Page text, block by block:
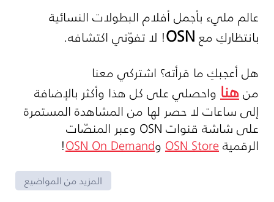
عالم مليء بأجمل أفلام البطولات النسائية
بانتظاركِ معOSN! لا تفوّتي اكتشافه.
هل أعجبكِ ما قرأته؟ اشتركي معنا
منهناواحصلي على كل هذا وأكثر بالإضافة
إلى ساعات لا حصر لها من المشاهدة المستمرة
على شاشة قنواتOSN وعبر المنصّات
الرقميةOSN StoreوOSN On Demand
!
المزيد من المواضيع